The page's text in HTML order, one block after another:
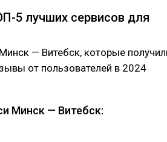
5 лучших сервисов для
— Витебск, которые
от пользователей в 2024
Минск — Витебск: